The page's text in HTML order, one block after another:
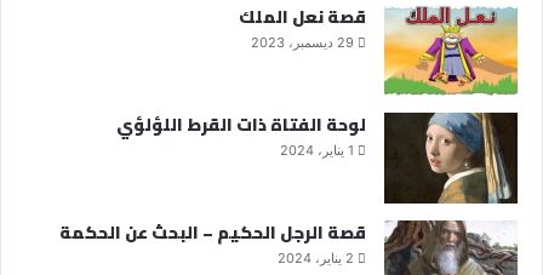
قصة نعل الملك
29 ديسمبر، 2023
لوحة الفتاة ذات القرط اللؤلؤي
1 يناير، 2024
قصة الرجل الحكيم – البحث عن الحكمة
2 يناير، 2024